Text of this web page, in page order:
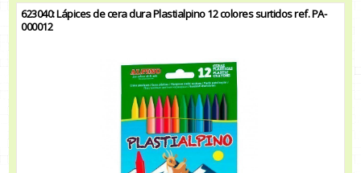
623040: Lápices de cera dura Plastialpino 12 colores surtidos ref. PA-
000012